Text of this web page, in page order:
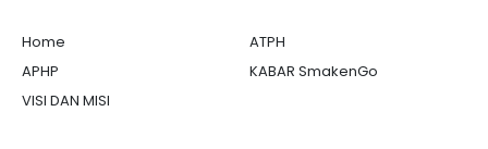
Home
ATPH
APHP
KABAR SmakenGo
VISI DAN MISI